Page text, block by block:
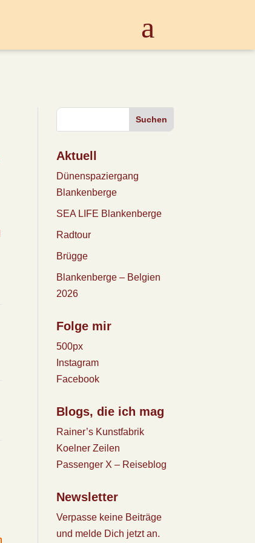
Suchen
Aktuell
Dünenspaziergang
Blankenberge
SEA LIFE Blankenberge
Radtour
Brügge
Blankenberge – Belgien
2026
Folge mir
500px
Instagram
Facebook
Blogs, die ich mag
Rainer’s Kunstfabrik
Koelner Zeilen
Passenger X – Reiseblog
Newsletter
Verpasse keine Beiträge
und melde Dich jetzt an.